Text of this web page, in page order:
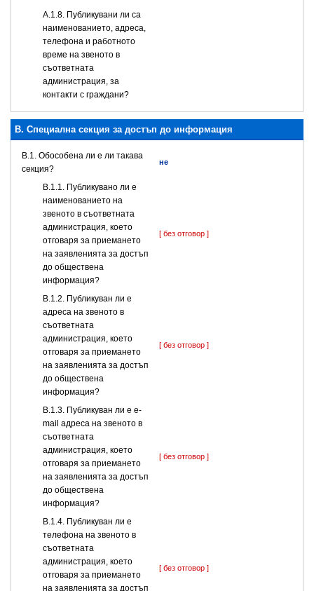
А.1.8. Публикувани ли са
наименованието, адреса,
телефона и работното
време на звеното в
съответната
администрация, за
контакти с граждани?
B. Специална секция за достъп до информация
В.1. Обособена ли е ли такава
секция?
не
В.1.1. Публикувано ли е
наименованието на
звеното в съответната
администрация, което
отговаря за приемането
на заявленията за достъп
до обществена
информация?
[ без отговор ]
В.1.2. Публикуван ли е
адреса на звеното в
съответната
администрация, което
отговаря за приемането
на заявленията за достъп
до обществена
информация?
[ без отговор ]
В.1.3. Публикуван ли е e-
mail адреса на звеното в
съответната
администрация, което
отговаря за приемането
на заявленията за достъп
до обществена
информация?
[ без отговор ]
В.1.4. Публикуван ли е
телефона на звеното в
съответната
администрация, което
отговаря за приемането
на заявленията за достъп
[ без отговор ]